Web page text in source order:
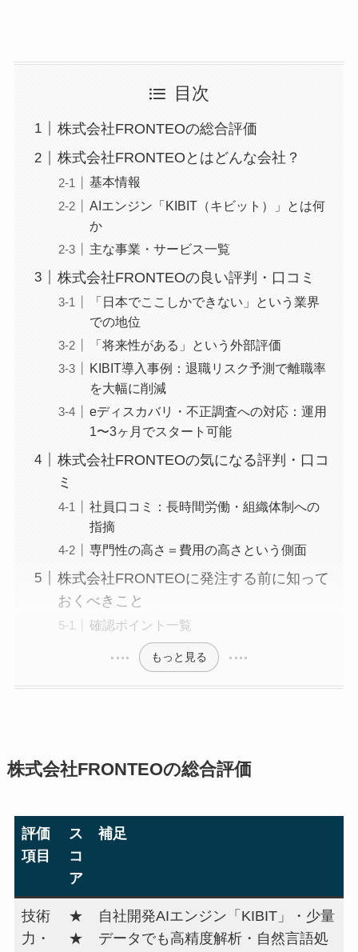
目次
株式会社FRONTEOの総合評価
株式会社FRONTEOとはどんな会社？
基本情報
AIエンジン「KIBIT（キビット）」とは何
か
主な事業・サービス一覧
株式会社FRONTEOの良い評判・口コミ
「日本でここしかできない」という業界
での地位
「将来性がある」という外部評価
KIBIT導入事例：退職リスク予測で離職率
を大幅に削減
eディスカバリ・不正調査への対応：運用
1〜3ヶ月でスタート可能
株式会社FRONTEOの気になる評判・口コ
ミ
社員口コミ：長時間労働・組織体制への
指摘
専門性の高さ＝費用の高さという側面
株式会社FRONTEOに発注する前に知って
おくべきこと
確認ポイント一覧
もっと見る
株式会社FRONTEOの総合評価
評価
項目
ス
コ
ア
補足
技術
力・
★
★
自社開発AIエンジン「KIBIT」・少量
データでも高精度解析・自然言語処